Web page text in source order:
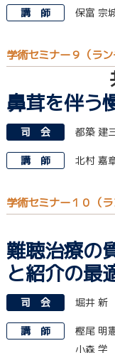
講 師 保富 宗
学術セミナー９（ラ
鼻茸を伴う
司 会 都築 建
講 師 北村 嘉
学術セミナー１０（
難聴治療の
と紹介の最
司 会 堀井 新
講 師
樫尾 明
小森 学